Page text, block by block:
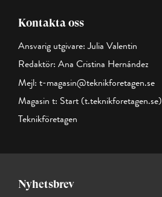
Kontakta oss
Ansvarig utgivare: Julia Valentin
Redaktör: Ana Cristina Hernández
Mejl: t-magasin@teknikforetagen.se
Magasin t: Start (t.teknikforetagen.se)
Teknikföretagen
Nyhetsbrev